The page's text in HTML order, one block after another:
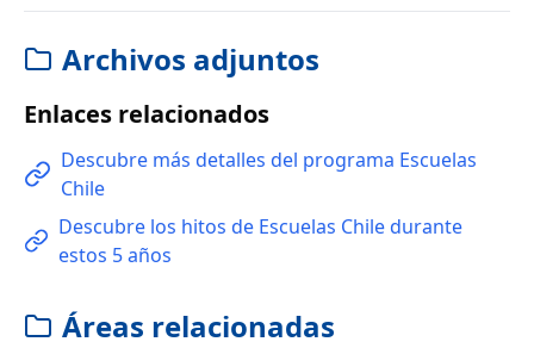
Archivos adjuntos
Enlaces relacionados
Descubre más detalles del programa Escuelas
Chile
Descubre los hitos de Escuelas Chile durante
estos 5 años
Áreas relacionadas